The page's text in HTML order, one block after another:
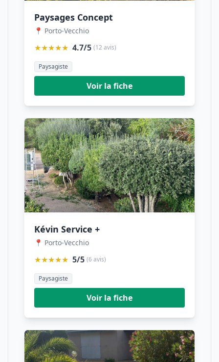
Paysages Concept
📍 Porto-Vecchio
★★★★★ 4.7/5 (12 avis)
Paysagiste
Voir la fiche
Kévin Service +
📍 Porto-Vecchio
★★★★★ 5/5 (6 avis)
Paysagiste
Voir la fiche